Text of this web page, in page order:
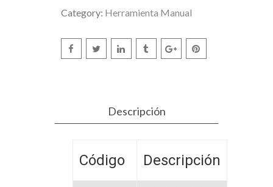
Category: Herramienta Manual
Descripción
Código Descripción